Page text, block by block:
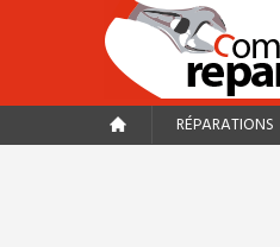
RÉPARATIONS